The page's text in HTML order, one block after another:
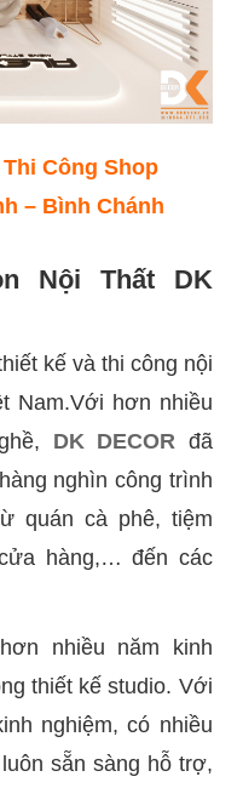
Công Shop
– Bình Chánh
Nội Thất DK
kế và thi công nội
Nam.Với hơn nhiều
DK DECOR đã
nghìn công trình
quán cà phê, tiệm
hàng,… đến các
nhiều năm kinh
thiết kế studio. Với
nghiệm, có nhiều
sẵn sàng hỗ trợ,